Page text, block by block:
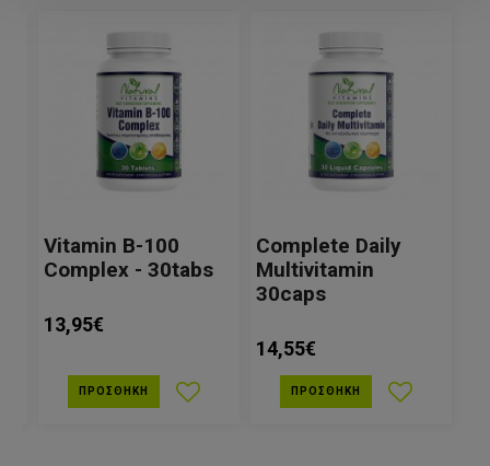
Vitamin Β-100
Complex - 30tabs
13,95€
ΠΡΟΣΘΉΚΗ
Complete Daily
Multivitamin
30caps
14,55€
ΠΡΟΣΘΉΚΗ